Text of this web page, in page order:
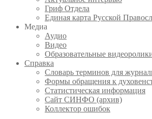
Гриф Отдела
Единая карта Русской
Медиа
Аудио
Видео
Образовательные
Справка
Словарь терминов для
Формы обращения к
Статистическая информация
Сайт СИНФО (архив)
Коллектор ошибок